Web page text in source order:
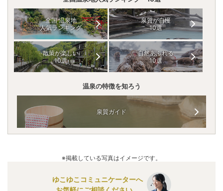
全国 温泉地
人気ランキング
泉質が自慢
10選
散策が楽しい
10選
自然あふれる
10選
温泉の特徴を知ろう
泉質ガイド
※掲載している写真はイメージです。
ゆこゆこコミュニケーターへ